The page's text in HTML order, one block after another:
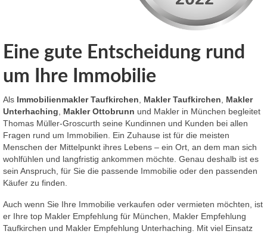
Eine gute Entscheidung rund
um Ihre Immobilie
Als Immobilienmakler Taufkirchen Makler Taufkirchen
Makler
Unterhaching
Makler Ottobrunn und Makler in München begleitet
Thomas Müller-Groscurth seine Kundinnen und Kunden bei allen
Fragen rund um Immobilien. Ein Zuhause ist für die meisten
Menschen der Mittelpunkt ihres Lebens – ein Ort, an dem man sich
wohlfühlen und langfristig ankommen möchte. Genau deshalb ist es
sein Anspruch, für Sie die passende Immobilie oder den passenden
Käufer zu finden.
Auch wenn Sie Ihre Immobilie verkaufen oder vermieten möchten, ist
er Ihre top Makler Empfehlung für München, Makler Empfehlung
Taufkirchen und Makler Empfehlung Unterhaching. Mit viel Einsatz